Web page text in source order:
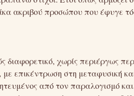
ακριβού προσώπου που έφυγε
διαφορετικό, χωρίς περιέργως
με επικέντρωση στη μεταφυσική
από τον παραλογισμό